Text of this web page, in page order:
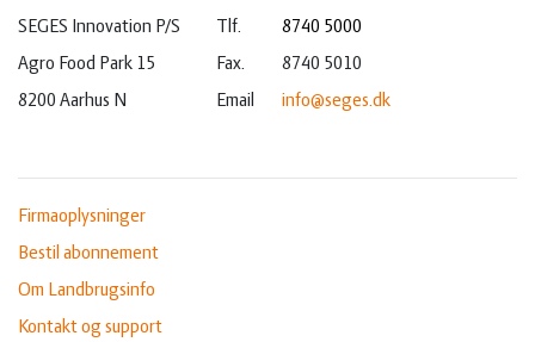
SEGES Innovation P/S
Agro Food Park 15
8200 Aarhus N
Tlf.
8740 5000
Fax.
8740 5010
Email
info@seges.dk
Firmaoplysninger
Bestil abonnement
Om Landbrugsinfo
Kontakt og support